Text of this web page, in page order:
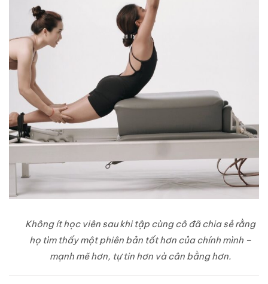
Không ít học viên sau khi tập cùng cô đã chia sẻ rằng
họ tìm thấy một phiên bản tốt hơn của chính mình –
mạnh mẽ hơn, tự tin hơn và cân bằng hơn.